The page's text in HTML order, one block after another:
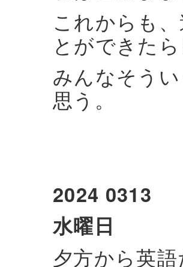
これからも
とができた
みんなそう
思う。
2024 0313
水曜日
夕方から英